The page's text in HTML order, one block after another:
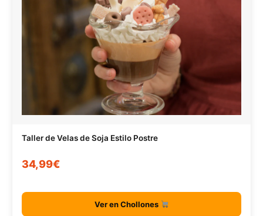
Taller de Velas de Soja Estilo Postre
34,99€
Ver en Chollones